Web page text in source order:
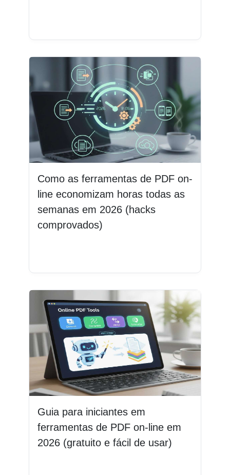
Como as ferramentas de PDF on-
line economizam horas todas as
semanas em 2026 (hacks
comprovados)
Guia para iniciantes em
ferramentas de PDF on-line em
2026 (gratuito e fácil de usar)